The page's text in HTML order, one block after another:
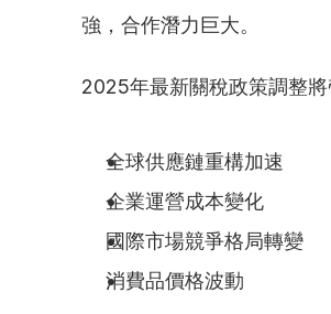
強，合作潛力巨大。
2025年最新關稅政策調整將
全球供應鏈重構加速
企業運營成本變化
國際市場競爭格局轉變
消費品價格波動